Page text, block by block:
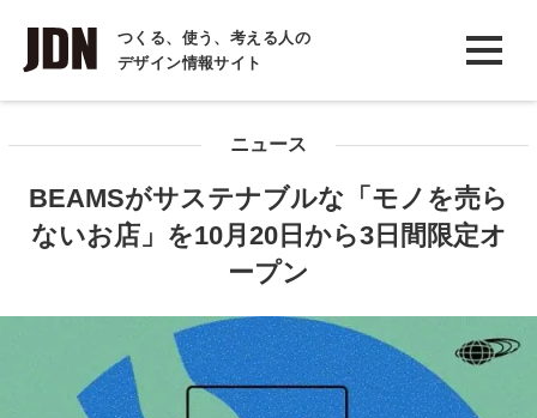
つくる、使う、考える人の
デザイン情報サイト
INTERVIEW
インタビュー
COLUMN
ニュース
BEAMSがサステナブルな「モノを売ら
ないお店」を10月20日から3日間限定オ
ープン